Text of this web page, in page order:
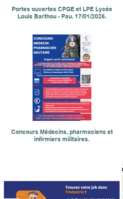
Portes ouvertes CPGE et LPE Lycée
Louis Barthou - Pau. 17/01/2026.
Concours Médecins, pharmaciens et
infirmiers militaires.